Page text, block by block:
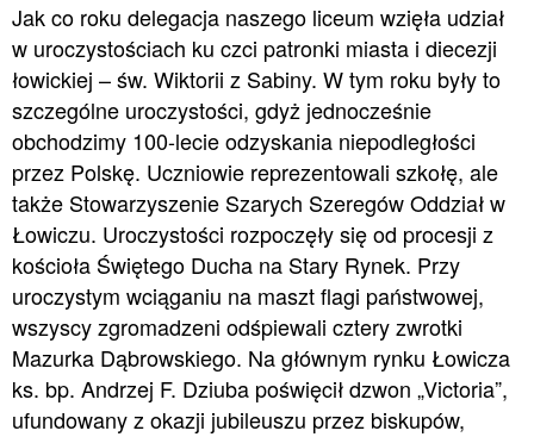
Jak co roku delegacja naszego liceum wzięła udział
w uroczystościach ku czci patronki miasta i diecezji
łowickiej – św. Wiktorii z Sabiny. W tym roku były to
szczególne uroczystości, gdyż jednocześnie
obchodzimy 100-lecie odzyskania niepodległości
przez Polskę. Uczniowie reprezentowali szkołę, ale
także Stowarzyszenie Szarych Szeregów Oddział w
Łowiczu. Uroczystości rozpoczęły się od procesji z
kościoła Świętego Ducha na Stary Rynek. Przy
uroczystym wciąganiu na maszt flagi państwowej,
wszyscy zgromadzeni odśpiewali cztery zwrotki
Mazurka Dąbrowskiego. Na głównym rynku Łowicza
ks. bp. Andrzej F. Dziuba poświęcił dzwon „Victoria”,
ufundowany z okazji jubileuszu przez biskupów,